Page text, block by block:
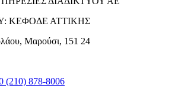
ΚΕΦΟΔΕ ΑΤΤΙΚΗΣ
Μαρούσι, 151 24
(210) 878-8006